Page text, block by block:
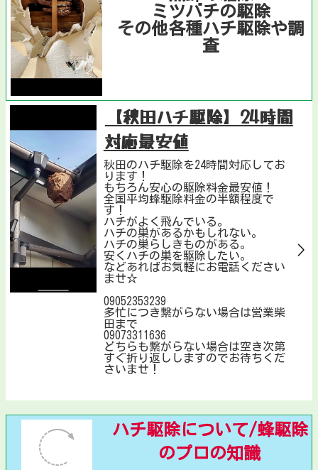
ミツバチの駆除
その他各種ハチ駆除や調
査
【秋田ハチ駆除】24時間
対応最安値
秋田のハチ駆除を24時間対応してお
ります！
もちろん安心の駆除料金最安値！
全国平均蜂駆除料金の半額程度で
す！
ハチがよく飛んでいる。
ハチの巣があるかもしれない。
ハチの巣らしきものがある。
安くハチの巣を駆除したい。
などあればお気軽にお電話ください
ませ☆
09052353239
多忙につき繋がらない場合は営業柴
田まで
09073311636
どちらも繋がらない場合は空き次第
すぐ折り返ししますのでお待ちくだ
さいませ！
ハチ駆除について/蜂駆除
のプロの知識